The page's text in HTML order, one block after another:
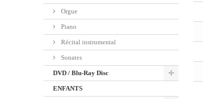
Orgue
Piano
Récital instrumental
Sonates
DVD / Blu-Ray Disc
ENFANTS